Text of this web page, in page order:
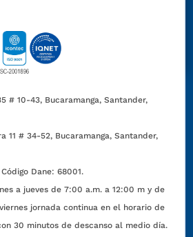
# 10-43, Bucaramanga, Santander,
11 # 34-52, Bucaramanga, Santander,
Dane: 68001.
a jueves de 7:00 a.m. a 12:00 m y de
jornada continua en el horario de
30 minutos de descanso al medio día.